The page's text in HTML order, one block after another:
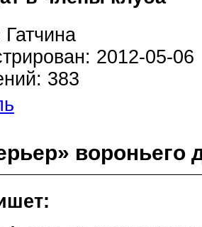
2012-05-06
383
вороньего